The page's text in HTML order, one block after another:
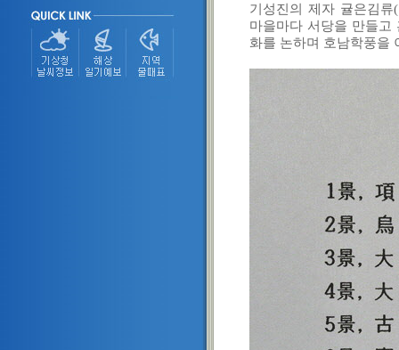
기성진의 제자 귤은김
마을마다 서당을 만들고
화를 논하며 호남학풍을